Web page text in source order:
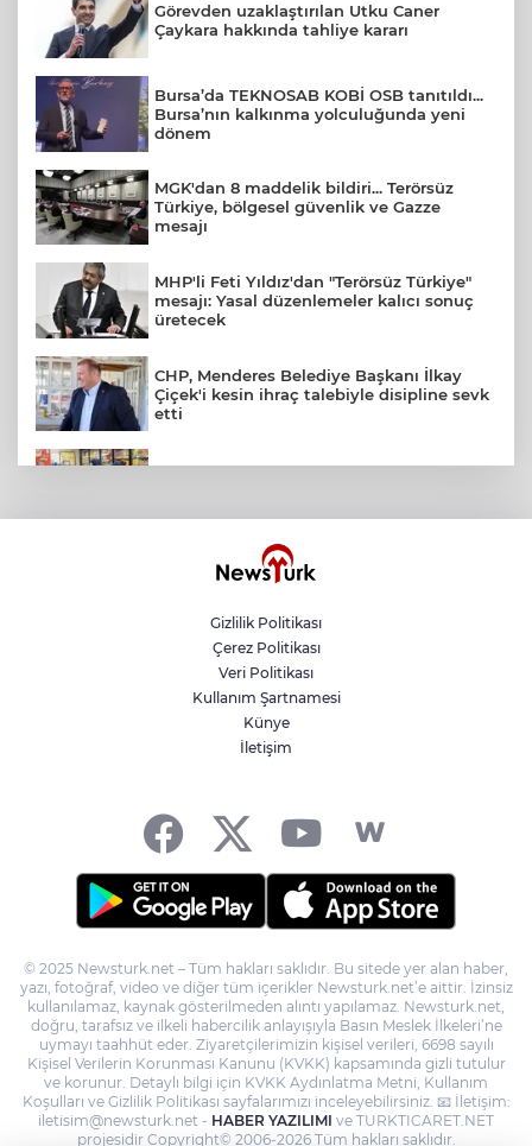
Görevden uzaklaştırılan Utku Caner
Çaykara hakkında tahliye kararı
Bursa’da TEKNOSAB KOBİ OSB tanıtıldı...
Bursa’nın kalkınma yolculuğunda yeni
dönem
MGK'dan 8 maddelik bildiri... Terörsüz
Türkiye, bölgesel güvenlik ve Gazze
mesajı
MHP'li Feti Yıldız'dan "Terörsüz Türkiye"
mesajı: Yasal düzenlemeler kalıcı sonuç
üretecek
CHP, Menderes Belediye Başkanı İlkay
Çiçek'i kesin ihraç talebiyle disipline sevk
etti
İzmir Karabağlar Meclisi'nde komisyonlar
yeniden şekillendi
TÜGVA Kayseri, Memduh Büyükkılıç'ı
Gizlilik Politikası
Çerez Politikası
Veri Politikası
Kullanım Şartnamesi
Künye
İletişim
© 2025 Newsturk.net – Tüm hakları saklıdır. Bu sitede yer alan haber,
yazı, fotoğraf, video ve diğer tüm içerikler Newsturk.net’e aittir. İzinsiz
kullanılamaz, kaynak gösterilmeden alıntı yapılamaz. Newsturk.net,
doğru, tarafsız ve ilkeli habercilik anlayışıyla Basın Meslek İlkeleri’ne
uymayı taahhüt eder. Ziyaretçilerimizin kişisel verileri, 6698 sayılı
Kişisel Verilerin Korunması Kanunu (KVKK) kapsamında gizli tutulur
ve korunur. Detaylı bilgi için KVKK Aydınlatma Metni, Kullanım
Koşulları ve Gizlilik Politikası sayfalarımızı inceleyebilirsiniz. 📧 İletişim:
iletisim@newsturk.net - HABER YAZILIMI ve TURKTICARET.NET
projesidir Copyright© 2006-2026 Tüm hakları saklıdır.